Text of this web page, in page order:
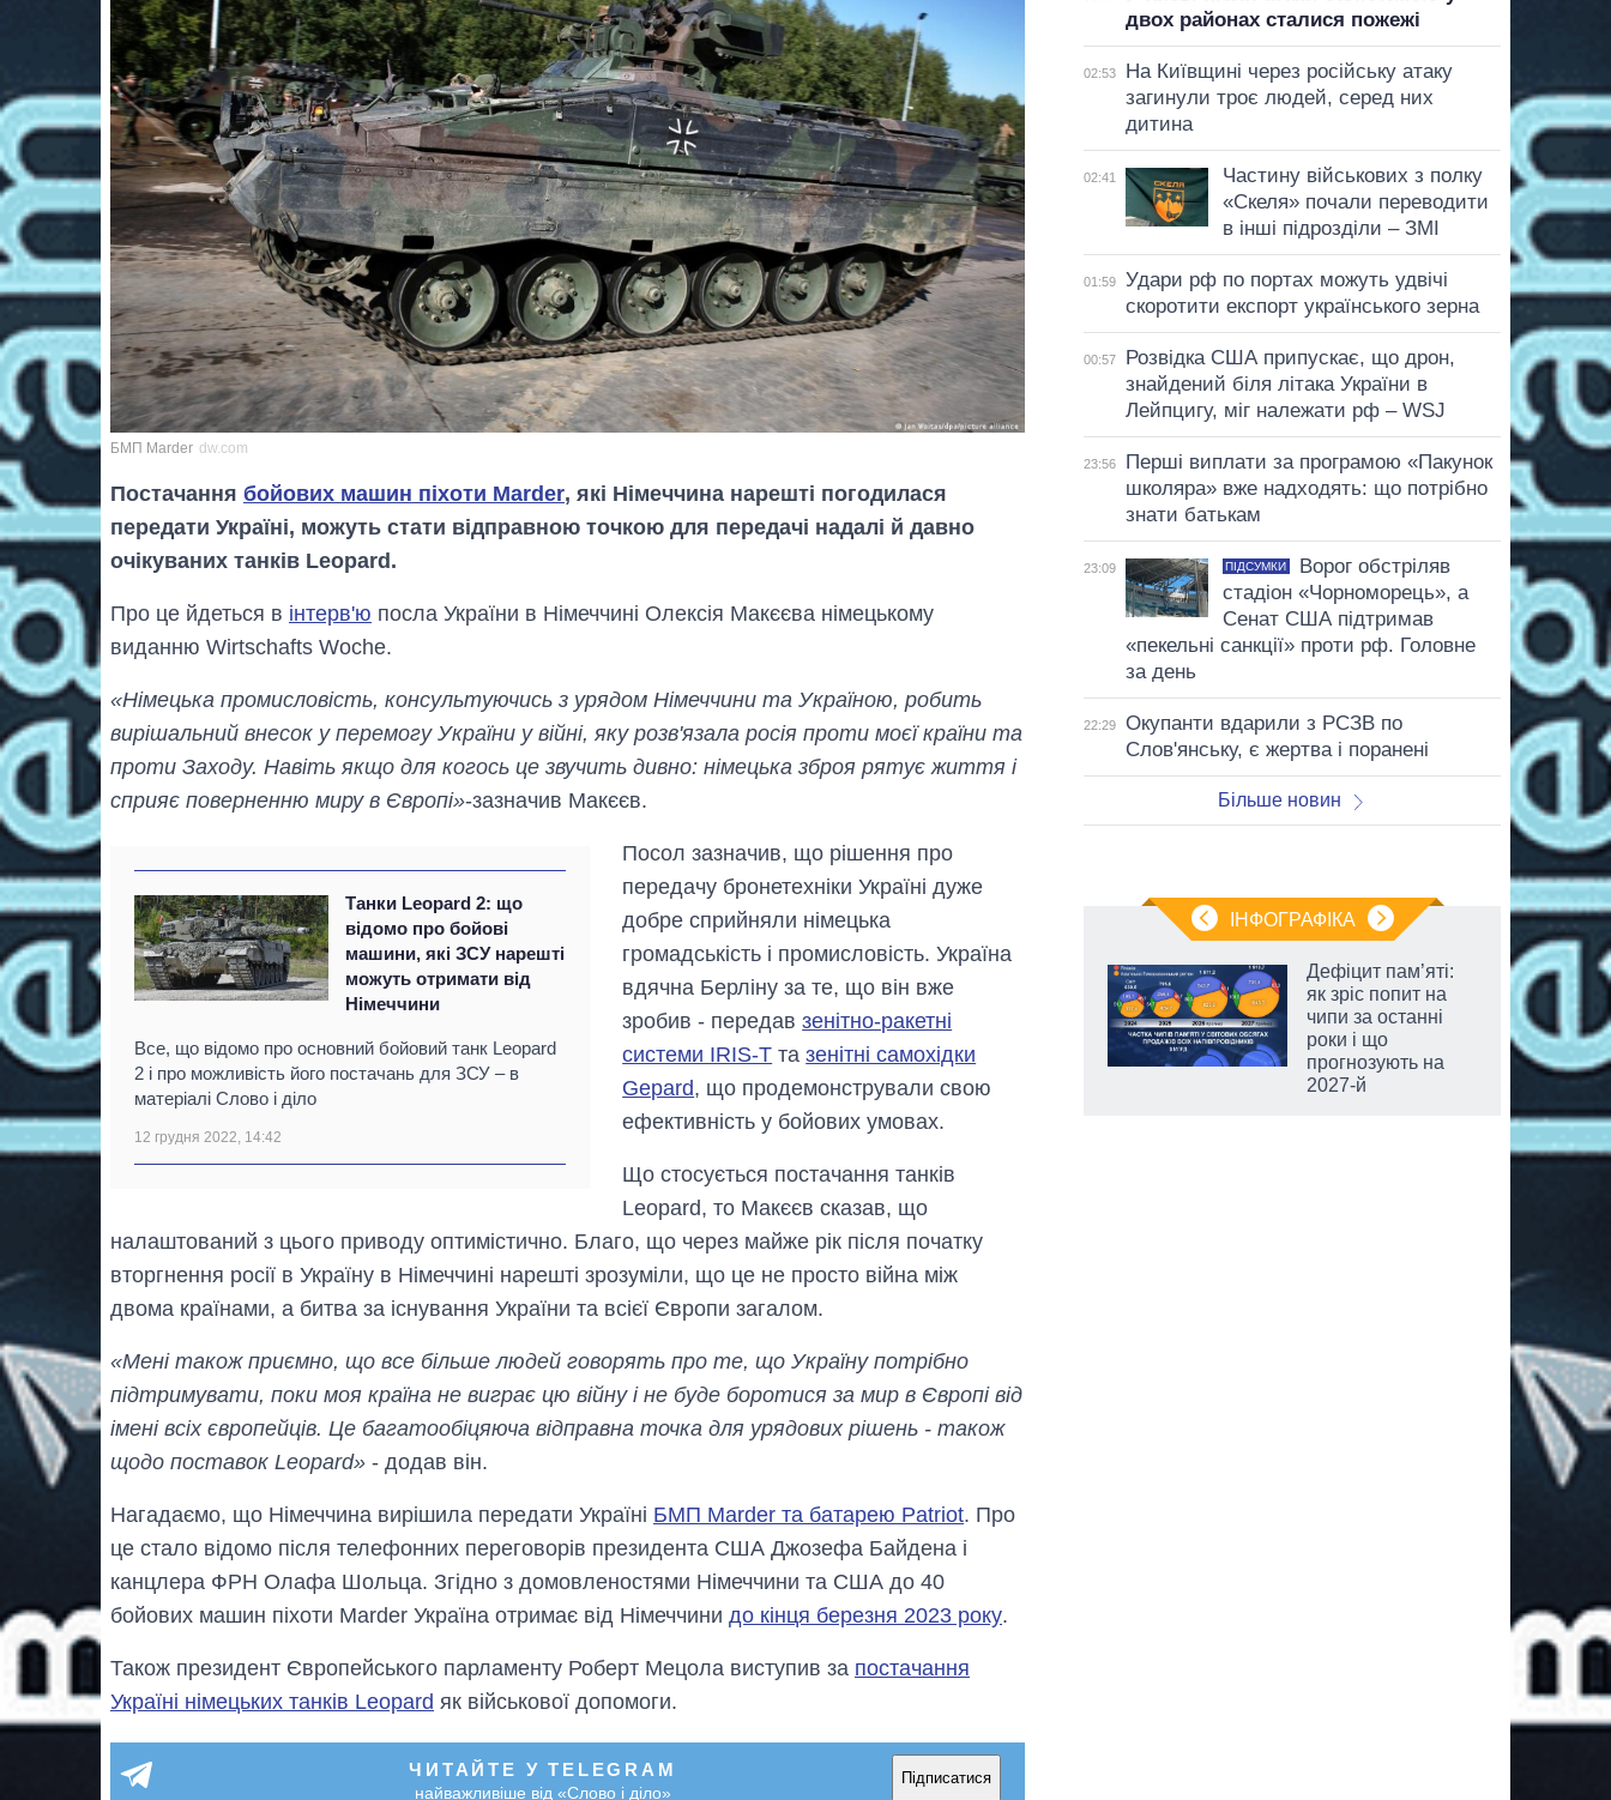
БМП Marder dw.com
Постачання бойових машин піхоти Marder, які Німеччина нарешті погодилася
передати Україні, можуть стати відправною точкою для передачі надалі й давно
очікуваних танків Leopard.
Про це йдеться в інтерв'ю посла України в Німеччині Олексія Макєєва німецькому
виданню Wirtschafts Woche.
«Німецька промисловість, консультуючись з урядом Німеччини та Україною, робить
вирішальний внесок у перемогу України у війні, яку розв'язала росія проти моєї країни та
проти Заходу. Навіть якщо для когось це звучить дивно: німецька зброя рятує життя і
сприяє поверненню миру в Європі»-зазначив Макєєв.
Танки Leopard 2: що
відомо про бойові
машини, які ЗСУ нарешті
можуть отримати від
Німеччини
Все, що відомо про основний бойовий танк Leopard
2 і про можливість його постачань для ЗСУ – в
матеріалі Слово і діло
12 грудня 2022, 14:42
Посол зазначив, що рішення про
передачу бронетехніки Україні дуже
добре сприйняли німецька
громадськість і промисловість. Україна
вдячна Берліну за те, що він вже
зробив - передавзенітно-ракетні
системи IRIS-T тазенітні самохідки
Gepard, що продемонстрували свою
ефективність у бойових умовах.
Що стосується постачання танків
Leopard, то Макєєв сказав, що
налаштований з цього приводу оптимістично. Благо, що через майже рік після початку
вторгнення росії в Україну в Німеччині нарешті зрозуміли, що це не просто війна між
двома країнами, а битва за існування України та всієї Європи загалом.
«Мені також приємно, що все більше людей говорять про те, що Україну потрібно
підтримувати, поки моя країна не виграє цю війну і не буде боротися за мир в Європі від
імені всіх європейців. Це багатообіцяюча відправна точка для урядових рішень - також
щодо поставок Leopard» - додав він.
Нагадаємо, що Німеччина вирішила передати Україні БМП Marder та батарею Patriot. Про
це стало відомо після телефонних переговорів президента США Джозефа Байдена і
канцлера ФРН Олафа Шольца. Згідно з домовленостями Німеччини та США до 40
бойових машин піхоти Marder Україна отримає від Німеччини до кінця березня 2023 року.
Також президент Європейського парламенту Роберт Мецола виступив за постачання
Україні німецьких танків Leopard як військової допомоги.
ЧИТАЙТЕ У TELEGRAM
найважливіше від «Слово і діло»
Підписатися
двох районах сталися пожежі
02:53
На Київщині через російську атаку
загинули троє людей, серед них
дитина
02:41
Частину військових з полку
«Скеля» почали переводити
в інші підрозділи – ЗМІ
01:59
Удари рф по портах можуть удвічі
скоротити експорт українського зерна
00:57
Розвідка США припускає, що дрон,
знайдений біля літака України в
Лейпцигу, міг належати рф – WSJ
23:56
Перші виплати за програмою «Пакунок
школяра» вже надходять: що потрібно
знати батькам
23:09 ПІДСУМКИ
Ворог обстріляв
стадіон «Чорноморець», а
Сенат США підтримав
«пекельні санкції» проти рф. Головне
за день
22:29
Окупанти вдарили з РСЗВ по
Слов'янську, є жертва і поранені
Більше новин
ІНФОГРАФІКА
Скільки картоплі
вирощували в
Україні до і під час
Дефіцит пам’яті:
як зріс попит на
чипи за останні
роки і що
прогнозують на
2027-й